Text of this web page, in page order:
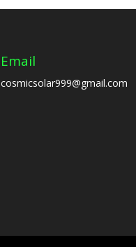
Email
cosmicsolar999@gmail.com